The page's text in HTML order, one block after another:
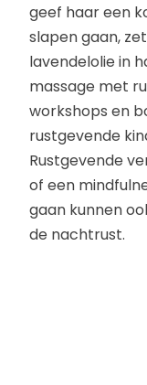
geef haar een
slapen gaan,
lavendelolie in
massage met
workshops en
rustgevende
Rustgevende
of een
gaan kunnen
de nachtrust.